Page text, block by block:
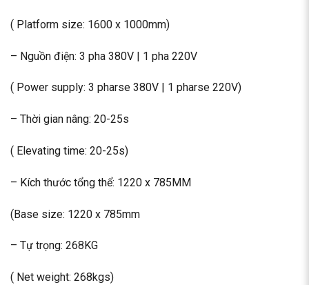
( Platform size: 1600 x 1000mm)
– Nguồn điện: 3 pha 380V | 1 pha 220V
( Power supply: 3 pharse 380V | 1 pharse 220V)
– Thời gian nâng: 20-25s
( Elevating time: 20-25s)
– Kích thước tổng thể: 1220 x 785MM
(Base size: 1220 x 785mm
– Tự trọng: 268KG
( Net weight: 268kgs)